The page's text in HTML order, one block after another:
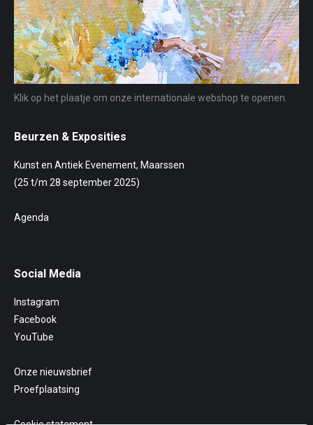
Klik op het plaatje om onze internationale webshop te openen.
Beurzen & Exposities
Kunst en Antiek Evenement, Maarssen
(25 t/m 28 september 2025)
Agenda
Social Media
Instagram
Facebook
YouTube
Onze nieuwsbrief
Proefplaatsing